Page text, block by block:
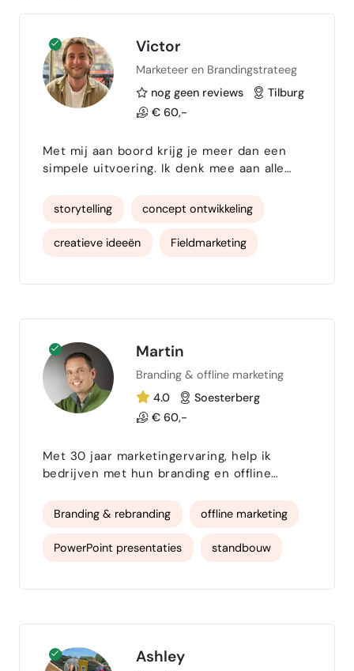
Victor
Marketeer en Brandingstrateeg
nog geen reviews
Tilburg
€ 60,-
Met mij aan boord krijg je meer dan een
simpele uitvoering. Ik denk mee aan alle
echt succes van te gaan maken. Ik breng
richting, verhaal en karakter in elke
opdracht. Waar anderen beginnen bij wat je
doet, start ik bij waarom je ertoe doet en
meerwaarde zit in drie dingen: Ik zie de
storytelling concept ontwikkeling
creatieve ideeën Fieldmarketing
Martin
Branding & offline marketing
4.0
Soesterberg
€ 60,-
Met 30 jaar marketingervaring, help ik
bedrijven met hun branding en offline
marketing de boventoon voert, geloof ik dat
offline zichtbaarheid minstens zo belangrijk
is. Van strategische branding tot effectieve
offline marketing. Ik ben inzetbaar voor
projectmanagement. Of het nu gaat om het
het …
Branding & rebranding offline marketing
PowerPoint presentaties standbouw
Logo & huisstijl video
Ashley